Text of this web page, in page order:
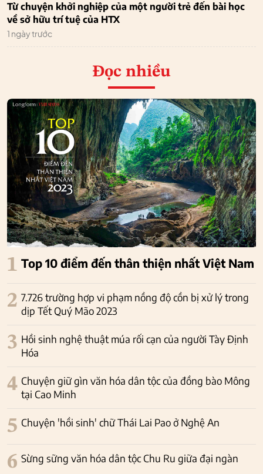
Từ chuyện khởi nghiệp của một người trẻ đến bài học
về sở hữu trí tuệ của HTX
1 ngày trước
Đọc nhiều
1 Top 10 điểm đến thân thiện nhất Việt Nam
2 7.726 trường hợp vi phạm nồng độ cồn bị xử lý trong
dịp Tết Quý Mão 2023
3 Hồi sinh nghệ thuật múa rối cạn của người Tày Định
Hóa
4 Chuyện giữ gìn văn hóa dân tộc của đồng bào Mông
tại Cao Minh
5 Chuyện 'hồi sinh' chữ Thái Lai Pao ở Nghệ An
6 Sừng sững văn hóa dân tộc Chu Ru giữa đại ngàn